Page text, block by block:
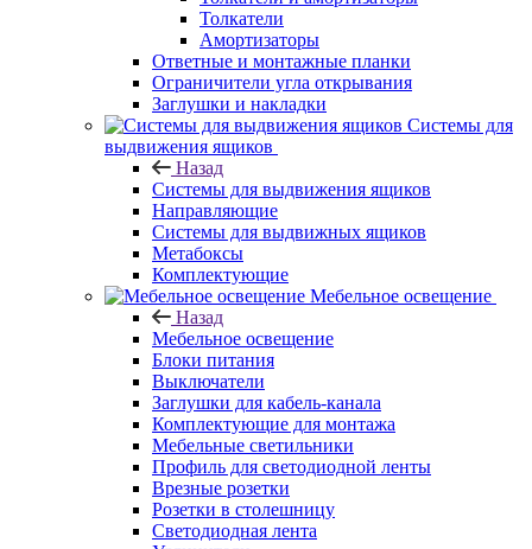
Толкатели
Амортизаторы
Ответные и монтажные планки
Ограничители угла открывания
Заглушки и накладки
Системы для
выдвижения ящиков
Назад
Системы для выдвижения ящиков
Направляющие
Системы для выдвижных ящиков
Метабоксы
Комплектующие
Мебельное освещение
Назад
Мебельное освещение
Блоки питания
Выключатели
Заглушки для кабель-канала
Комплектующие для монтажа
Мебельные светильники
Профиль для светодиодной ленты
Врезные розетки
Розетки в столешницу
Светодиодная лента